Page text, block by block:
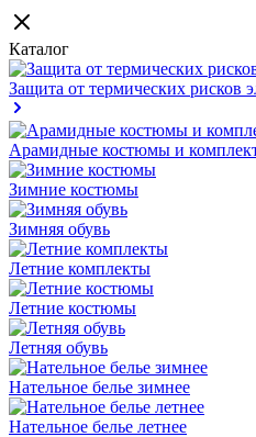
Каталог
Защита от термических рисков
Арамидные костюмы и
Зимние костюмы
Зимняя обувь
Летние комплекты
Летние костюмы
Летняя обувь
Нательное белье зимнее
Нательное белье летнее